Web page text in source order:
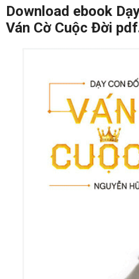
Download ebook
Ván Cờ Cuộc Đời